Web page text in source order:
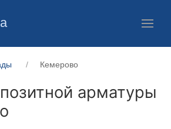
Кемерово
арматуры